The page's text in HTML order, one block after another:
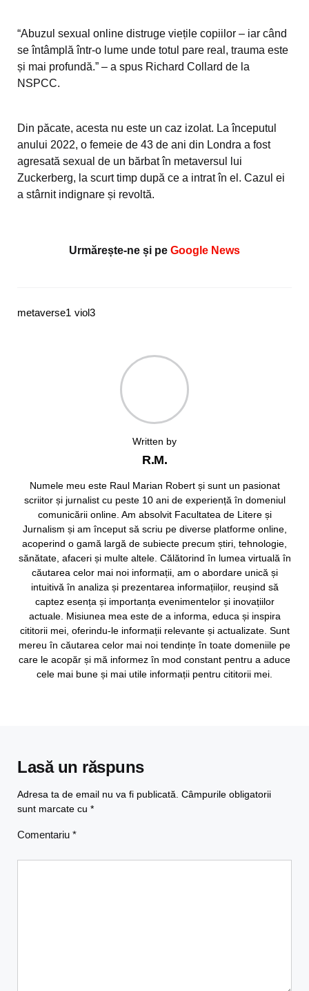
“Abuzul sexual online distruge viețile copiilor – iar când
se întâmplă într-o lume unde totul pare real, trauma este
și mai profundă.” – a spus Richard Collard de la
NSPCC.
Din păcate, acesta nu este un caz izolat. La începutul
anului 2022, o femeie de 43 de ani din Londra a fost
agresată sexual de un bărbat în metaversul lui
Zuckerberg, la scurt timp după ce a intrat în el. Cazul ei
a stârnit indignare și revoltă.
Urmărește-ne și pe Google News
metaverse1 viol3
Written by
R.M.
Numele meu este Raul Marian Robert și sunt un pasionat
scriitor și jurnalist cu peste 10 ani de experiență în domeniul
comunicării online. Am absolvit Facultatea de Litere și
Jurnalism și am început să scriu pe diverse platforme online,
acoperind o gamă largă de subiecte precum știri, tehnologie,
sănătate, afaceri și multe altele. Călătorind în lumea virtuală în
căutarea celor mai noi informații, am o abordare unică și
intuitivă în analiza și prezentarea informațiilor, reușind să
captez esența și importanța evenimentelor și inovațiilor
actuale. Misiunea mea este de a informa, educa și inspira
cititorii mei, oferindu-le informații relevante și actualizate. Sunt
mereu în căutarea celor mai noi tendințe în toate domeniile pe
care le acopăr și mă informez în mod constant pentru a aduce
cele mai bune și mai utile informații pentru cititorii mei.
Lasă un răspuns
Adresa ta de email nu va fi publicată. Câmpurile obligatorii
sunt marcate cu *
Comentariu *